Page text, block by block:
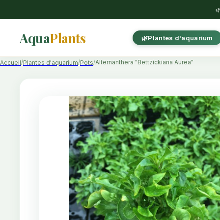
AquaPlants Plantes d'aquarium
Accueil Plantes d'aquarium Pots Alternanthera "Bettzickiana Aurea"